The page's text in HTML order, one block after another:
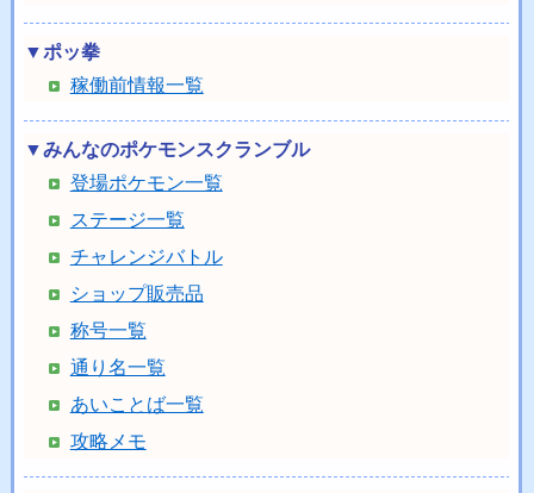
▼ポッ拳
稼働前情報一覧
▼みんなのポケモンスクランブル
登場ポケモン一覧
ステージ一覧
チャレンジバトル
ショップ販売品
称号一覧
通り名一覧
あいことば一覧
攻略メモ